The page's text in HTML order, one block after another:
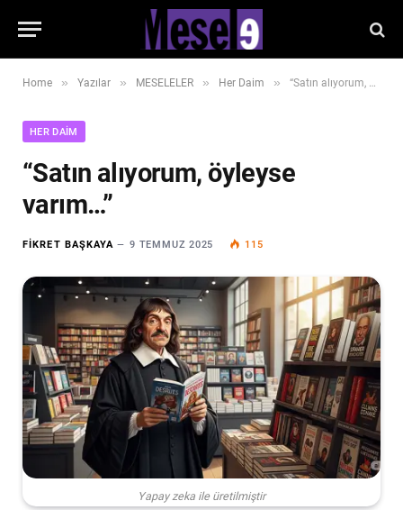
Home » Yazılar » MESELELER » Her Daim » “Satın alıyorum, öyleyse varım…”
HER DAIM
“Satın alıyorum, öyleyse
varım…”
FIKRET BAŞKAYA 9 TEMMUZ 2025 115
Yapay zeka ile üretilmiştir